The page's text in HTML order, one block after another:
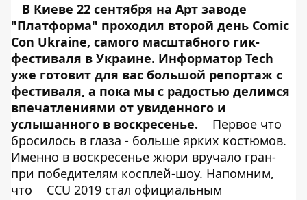
В Киеве 22 сентября на Арт заводе
"Платформа" проходил второй день Comic
Con Ukraine, самого масштабного гик-
фестиваля в Украине. Информатор Tech
уже готовит для вас большой репортаж с
фестиваля, а пока мы с радостью делимся
впечатлениями от увиденного и
услышанного в воскресенье.
Первое что
бросилось в глаза - больше ярких костюмов.
Именно в воскресенье жюри вручало гран-
при победителям косплей-шоу. Напомним,
что
CCU 2019 стал официальным